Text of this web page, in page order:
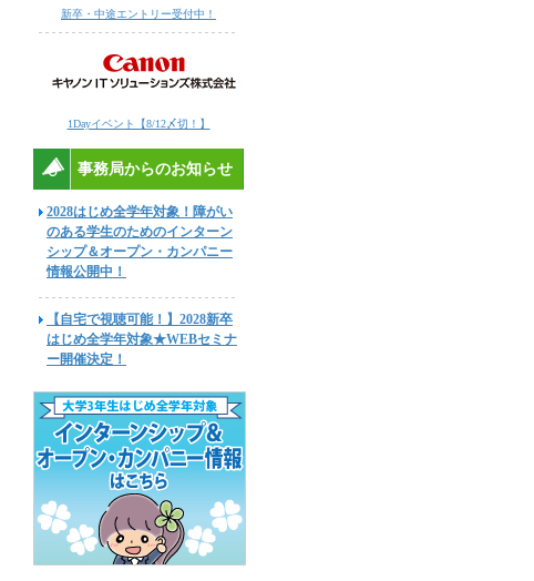
新卒・中途エントリー受付中！
1Dayイベント【8/12〆切！】
事務局からのお知らせ
2028はじめ全学年対象！障がい
のある学生のためのインターン
シップ＆オープン・カンパニー
情報公開中！
【自宅で視聴可能！】2028新卒
はじめ全学年対象★WEBセミナ
ー開催決定！